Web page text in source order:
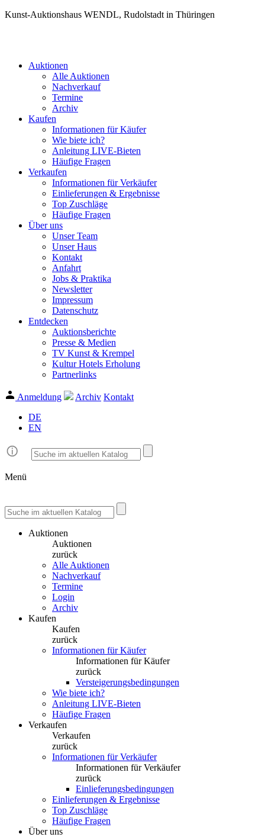
Kunst-Auktionshaus WENDL, Rudolstadt in Thüringen
Auktionen
Alle Auktionen
Nachverkauf
Termine
Archiv
Kaufen
Informationen für Käufer
Wie biete ich?
Anleitung LIVE-Bieten
Häufige Fragen
Verkaufen
Informationen für Verkäufer
Einlieferungen & Ergebnisse
Top Zuschläge
Häufige Fragen
Über uns
Unser Team
Unser Haus
Kontakt
Anfahrt
Jobs & Praktika
Newsletter
Impressum
Datenschutz
Entdecken
Auktionsberichte
Presse & Medien
TV Kunst & Krempel
Kultur Hotels Erholung
Partnerlinks
Anmeldung Archiv Kontakt
DE
EN
Menü
Auktionen
Auktionen
zurück
Alle Auktionen
Nachverkauf
Termine
Login
Archiv
Kaufen
Kaufen
zurück
Informationen für Käufer
Informationen für Käufer
zurück
Versteigerungsbedingungen
Wie biete ich?
Anleitung LIVE-Bieten
Häufige Fragen
Verkaufen
Verkaufen
zurück
Informationen für Verkäufer
Informationen für Verkäufer
zurück
Einlieferungsbedingungen
Einlieferungen & Ergebnisse
Top Zuschläge
Häufige Fragen
Über uns